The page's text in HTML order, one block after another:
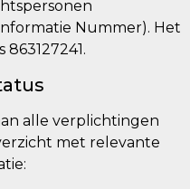
Nummer). Het
863127241.
alle verplichtingen
met relevante